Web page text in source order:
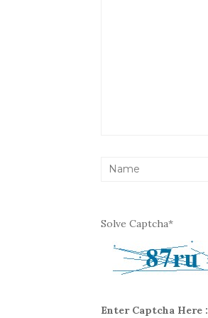
Solve Captcha*
Enter Captcha Here :